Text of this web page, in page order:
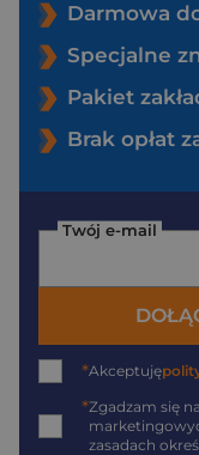
Darmowa
Specjalne
Pakiet
Brak opłat
Twój e-mail
*Akceptuję
*Zgadzam się
zasadach